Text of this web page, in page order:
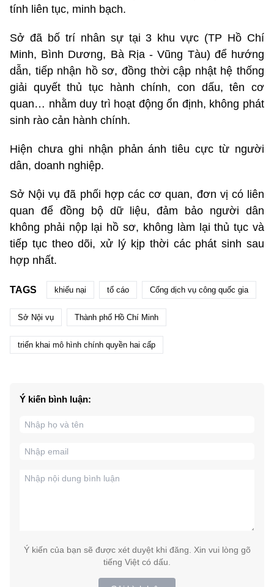
tính liên tục, minh bạch.
Sở đã bố trí nhân sự tại 3 khu vực (TP Hồ Chí
Minh, Bình Dương, Bà Rịa - Vũng Tàu) để hướng
dẫn, tiếp nhận hồ sơ, đồng thời cập nhật hệ thống
giải quyết thủ tục hành chính, con dấu, tên cơ
quan… nhằm duy trì hoạt động ổn định, không phát
sinh rào cản hành chính.
Hiện chưa ghi nhận phản ánh tiêu cực từ người
dân, doanh nghiệp.
Sở Nội vụ đã phối hợp các cơ quan, đơn vị có liên
quan để đồng bộ dữ liệu, đảm bảo người dân
không phải nộp lại hồ sơ, không làm lại thủ tục và
tiếp tục theo dõi, xử lý kịp thời các phát sinh sau
hợp nhất.
TAGS khiếu nại tố cáo Cổng dịch vụ công quốc gia
Sở Nội vụ Thành phố Hồ Chí Minh
triển khai mô hình chính quyền hai cấp
Ý kiến bình luận:
Ý kiến của bạn sẽ được xét duyệt khi đăng. Xin vui lòng gõ
tiếng Việt có dấu.